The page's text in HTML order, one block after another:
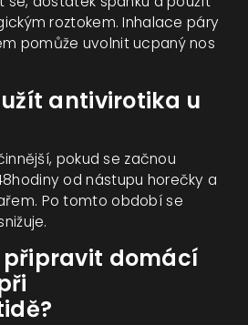
roztokem. Inhalace páry
pomůže uvolnit ucpaný nos
antivirotika u
pokud se začnou
od nástupu horečky a
Po tomto období se
připravit domácí